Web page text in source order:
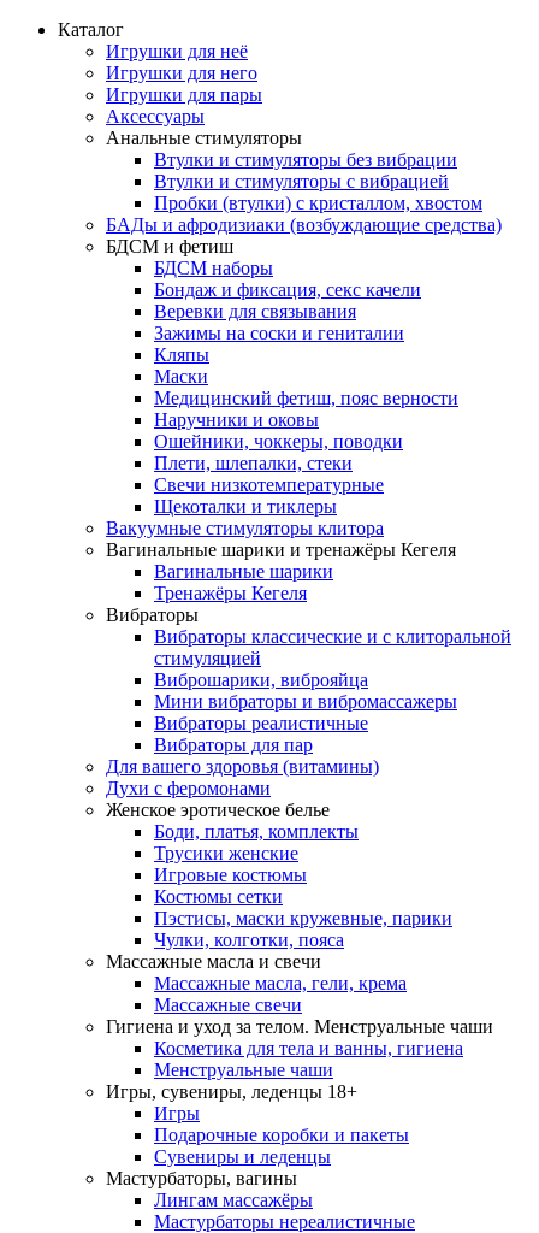
Каталог
Игрушки для неё
Игрушки для него
Игрушки для пары
Аксессуары
Анальные стимуляторы
Втулки и стимуляторы без вибрации
Втулки и стимуляторы с вибрацией
Пробки (втулки) с кристаллом, хвостом
БАДы и афродизиаки (возбуждающие средства)
БДСМ и фетиш
БДСМ наборы
Бондаж и фиксация, секс качели
Веревки для связывания
Зажимы на соски и гениталии
Кляпы
Маски
Медицинский фетиш, пояс верности
Наручники и оковы
Ошейники, чоккеры, поводки
Плети, шлепалки, стеки
Свечи низкотемпературные
Щекоталки и тиклеры
Вакуумные стимуляторы клитора
Вагинальные шарики и тренажёры Кегеля
Вагинальные шарики
Тренажёры Кегеля
Вибраторы
Вибраторы классические и с клиторальной
стимуляцией
Виброшарики, виброяйца
Мини вибраторы и вибромассажеры
Вибраторы реалистичные
Вибраторы для пар
Для вашего здоровья (витамины)
Духи с феромонами
Женское эротическое белье
Боди, платья, комплекты
Трусики женские
Игровые костюмы
Костюмы сетки
Пэстисы, маски кружевные, парики
Чулки, колготки, пояса
Массажные масла и свечи
Массажные масла, гели, крема
Массажные свечи
Гигиена и уход за телом. Менструальные чаши
Косметика для тела и ванны, гигиена
Менструальные чаши
Игры, сувениры, леденцы 18+
Игры
Подарочные коробки и пакеты
Сувениры и леденцы
Мастурбаторы, вагины
Лингам массажёры
Мастурбаторы нереалистичные